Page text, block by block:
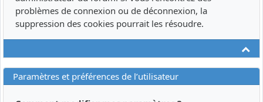
problèmes de connexion ou de déconnexion, la
suppression des cookies pourrait les résoudre.
Paramètres et préférences de l’utilisateur